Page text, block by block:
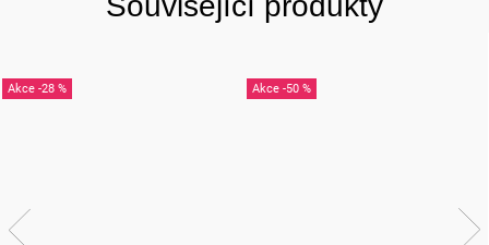
-28 % -50 %